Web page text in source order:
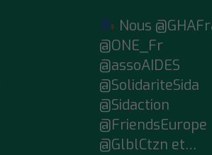
Nous
@ONE_Fr
@assoAIDES
@SolidariteSida
@Sidaction
@FriendsEurope
@GlblCtzn et…